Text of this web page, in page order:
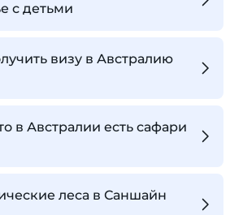
с детьми
визу в Австралию
в Австралии есть сафари
леса в Саншайн